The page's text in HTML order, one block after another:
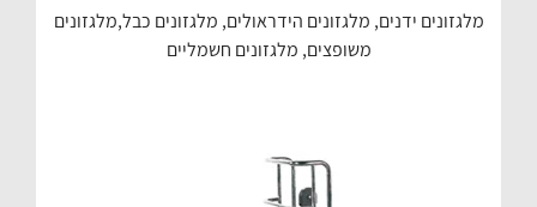
מלגזונים ידנים, מלגזונים הידראולים, מלגזונים כבל,מלגזונים
משופצים, מלגזונים חשמליים